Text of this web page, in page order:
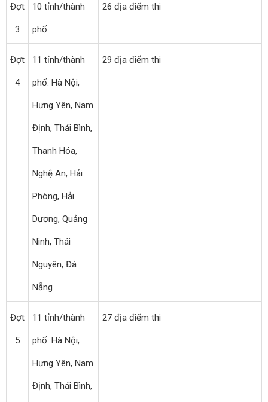
Đợt
3
10 tỉnh/thành
phố:
26 địa điểm thi
Đợt
4
11 tỉnh/thành
phố: Hà Nội,
Hưng Yên, Nam
Định, Thái Bình,
Thanh Hóa,
Nghệ An, Hải
Phòng, Hải
Dương, Quảng
Ninh, Thái
Nguyên, Đà
Nẵng
29 địa điểm thi
Đợt
5
11 tỉnh/thành
phố: Hà Nội,
Hưng Yên, Nam
Định, Thái Bình,
27 địa điểm thi